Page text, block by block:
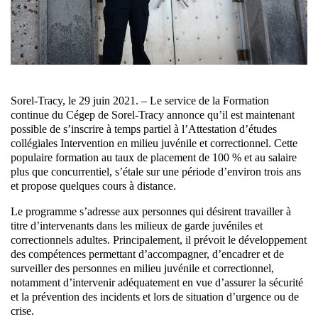
Sorel-Tracy, le 29 juin 2021. – Le service de la Formation
continue du Cégep de Sorel-Tracy annonce qu’il est maintenant
possible de s’inscrire à temps partiel à l’Attestation d’études
collégiales Intervention en milieu juvénile et correctionnel. Cette
populaire formation au taux de placement de 100 % et au salaire
plus que concurrentiel, s’étale sur une période d’environ trois ans
et propose quelques cours à distance.
Le programme s’adresse aux personnes qui désirent travailler à
titre d’intervenants dans les milieux de garde juvéniles et
correctionnels adultes. Principalement, il prévoit le développement
des compétences permettant d’accompagner, d’encadrer et de
surveiller des personnes en milieu juvénile et correctionnel,
notamment d’intervenir adéquatement en vue d’assurer la sécurité
et la prévention des incidents et lors de situation d’urgence ou de
crise.